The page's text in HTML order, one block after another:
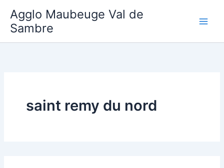
contenu
Agglo Maubeuge Val de
Sambre
saint remy du nord